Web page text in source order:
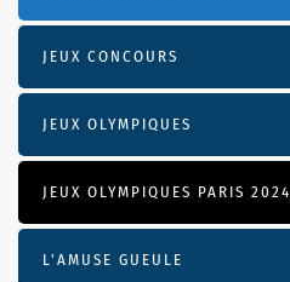
JEUX CONCOURS
JEUX OLYMPIQUES
JEUX OLYMPIQUES PARIS 2024
L'AMUSE GUEULE